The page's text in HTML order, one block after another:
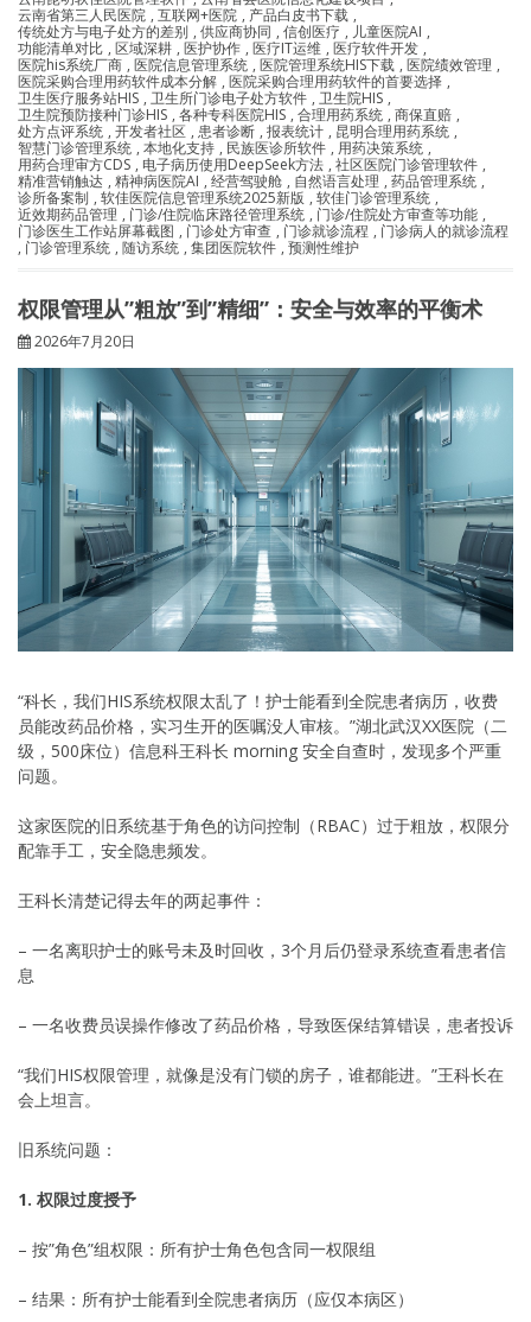
云南省第三人民医院 , 互联网+医院 , 产品白皮书下载 ,
传统处方与电子处方的差别 , 供应商协同 , 信创医疗 , 儿童医院AI ,
功能清单对比 , 区域深耕 , 医护协作 , 医疗IT运维 , 医疗软件开发 ,
医院his系统厂商 , 医院信息管理系统 , 医院管理系统HIS下载 , 医院绩效管理 ,
医院采购合理用药软件成本分解 , 医院采购合理用药软件的首要选择 ,
卫生医疗服务站HIS , 卫生所门诊电子处方软件 , 卫生院HIS ,
卫生院预防接种门诊HIS , 各种专科医院HIS , 合理用药系统 , 商保直赔 ,
处方点评系统 , 开发者社区 , 患者诊断 , 报表统计 , 昆明合理用药系统 ,
智慧门诊管理系统 , 本地化支持 , 民族医诊所软件 , 用药决策系统 ,
用药合理审方CDS , 电子病历使用DeepSeek方法 , 社区医院门诊管理软件 ,
精准营销触达 , 精神病医院AI , 经营驾驶舱 , 自然语言处理 , 药品管理系统 ,
诊所备案制 , 软佳医院信息管理系统2025新版 , 软佳门诊管理系统 ,
近效期药品管理 , 门诊/住院临床路径管理系统 , 门诊/住院处方审查等功能 ,
门诊医生工作站屏幕截图 , 门诊处方审查 , 门诊就诊流程 , 门诊病人的就诊流程
, 门诊管理系统 , 随访系统 , 集团医院软件 , 预测性维护
权限管理从”粗放”到”精细”：安全与效率的平衡术
2026年7月20日
“科长，我们HIS系统权限太乱了！护士能看到全院患者病历，收费
员能改药品价格，实习生开的医嘱没人审核。”湖北武汉XX医院（二
级，500床位）信息科王科长 morning 安全自查时，发现多个严重
问题。
这家医院的旧系统基于角色的访问控制（RBAC）过于粗放，权限分
配靠手工，安全隐患频发。
王科长清楚记得去年的两起事件：
– 一名离职护士的账号未及时回收，3个月后仍登录系统查看患者信
息
– 一名收费员误操作修改了药品价格，导致医保结算错误，患者投诉
“我们HIS权限管理，就像是没有门锁的房子，谁都能进。”王科长在
会上坦言。
旧系统问题：
1. 权限过度授予
– 按”角色”组权限：所有护士角色包含同一权限组
– 结果：所有护士能看到全院患者病历（应仅本病区）